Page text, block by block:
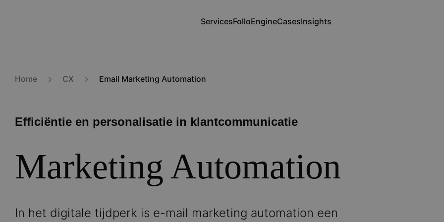
gaan
Main
ServicesFolloEngineCasesInsights
Home CX Email Marketing Automation
Efficiëntie en personalisatie in klantcommunicatie
Marketing Automation
In het digitale tijdperk is e-mail marketing automation een